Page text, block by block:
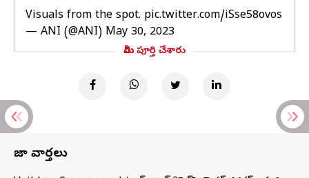
Visuals from the spot. pic.twitter.com/iSse58ovos
— ANI (@ANI) May 30, 2023
మీరు పూర్తి చేశారు
తాజా వార్తలు